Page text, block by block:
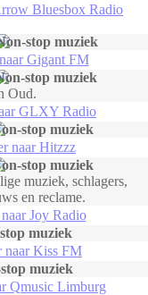
Oud.
muziek, schlagers,
en reclame.